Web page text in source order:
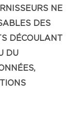
NE
DES
DÉCOULANT
DU